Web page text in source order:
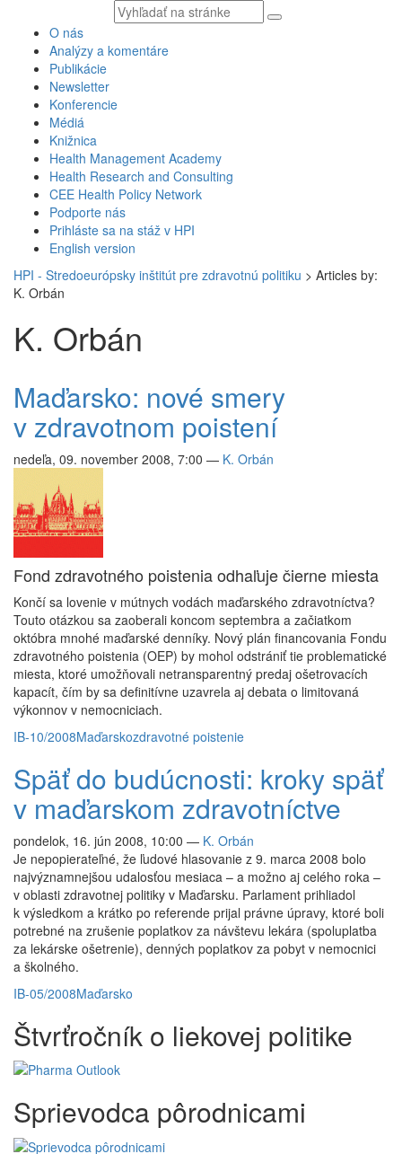
Vyhľadávaný
text
O nás
Analýzy a komentáre
Publikácie
Newsletter
Konferencie
Médiá
Knižnica
Health Management Academy
Health Research and Consulting
CEE Health Policy Network
Podporte nás
Prihláste sa na stáž v HPI
English version
HPI - Stredoeurópsky inštitút pre zdravotnú politiku > Articles by:
K. Orbán
K. Orbán
Maďarsko: nové smery
v zdravotnom poistení
nedeľa, 09. november 2008, 7:00 — K. Orbán
Fond zdravotného poistenia odhaľuje čierne miesta
Končí sa lovenie v mútnych vodách maďarského zdravotníctva?
Touto otázkou sa zaoberali koncom septembra a začiatkom
októbra mnohé maďarské denníky. Nový plán financovania Fondu
zdravotného poistenia (OEP) by mohol odstrániť tie problematické
miesta, ktoré umožňovali netransparentný predaj ošetrovacích
kapacít, čím by sa definitívne uzavrela aj debata o limitovaná
výkonnov v nemocniciach.
IB-10/2008Maďarskozdravotné poistenie
Späť do budúcnosti: kroky späť
v maďarskom zdravotníctve
pondelok, 16. jún 2008, 10:00 — K. Orbán
Je nepopierateľné, že ľudové hlasovanie z 9. marca 2008 bolo
najvýznamnejšou udalosťou mesiaca – a možno aj celého roka –
v oblasti zdravotnej politiky v Maďarsku. Parlament prihliadol
k výsledkom a krátko po referende prijal právne úpravy, ktoré boli
potrebné na zrušenie poplatkov za návštevu lekára (spoluplatba
za lekárske ošetrenie), denných poplatkov za pobyt v nemocnici
a školného.
IB-05/2008Maďarsko
Štvrťročník o liekovej politike
Sprievodca pôrodnicami